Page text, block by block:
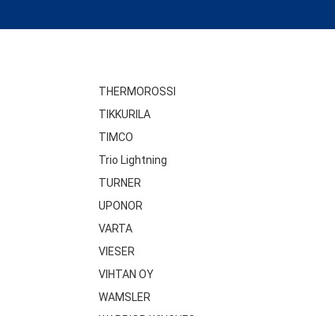
THERMOROSSI
TIKKURILA
TIMCO
Trio Lightning
TURNER
UPONOR
VARTA
VIESER
VIHTAN OY
WAMSLER